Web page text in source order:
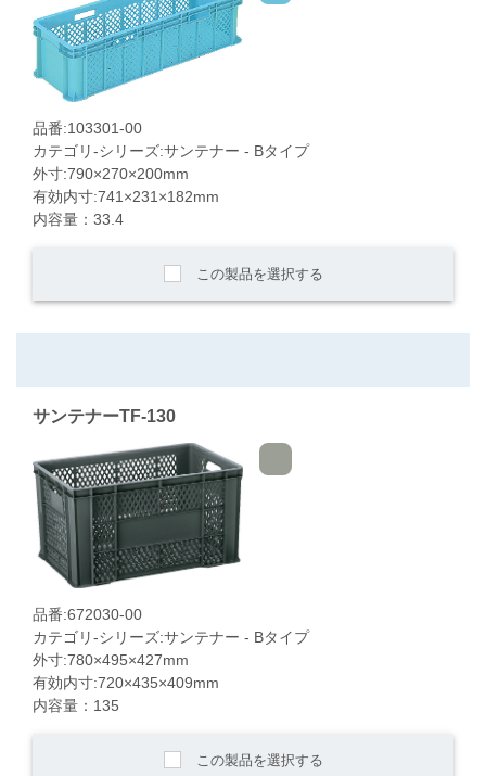
品番:103301-00
カテゴリ-シリーズ:サンテナー - Bタイプ
外寸:790×270×200mm
有効内寸:741×231×182mm
内容量：33.4
この製品を選択する
サンテナーTF-130
品番:672030-00
カテゴリ-シリーズ:サンテナー - Bタイプ
外寸:780×495×427mm
有効内寸:720×435×409mm
内容量：135
この製品を選択する